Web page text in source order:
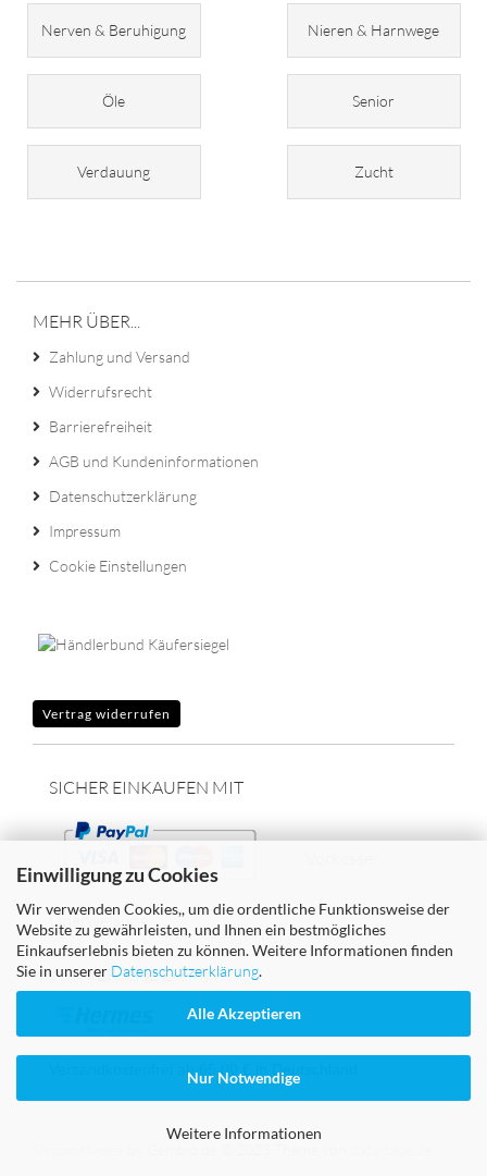
Einwilligung zu Cookies
Wir verwenden Cookies,, um die ordentliche Funktionsweise der
Website zu gewährleisten, und Ihnen ein bestmögliches
Einkaufserlebnis bieten zu können. Weitere Informationen finden
Sie in unserer Datenschutzerklärung.
Alle Akzeptieren
Nur Notwendige
Weitere Informationen
Nerven & Beruhigung Nieren & Harnwege
Öle Senior
Verdauung Zucht
MEHR ÜBER...
Zahlung und Versand
Widerrufsrecht
Barrierefreiheit
AGB und Kundeninformationen
Datenschutzerklärung
Impressum
Cookie Einstellungen
Vertrag widerrufen
SICHER EINKAUFEN MIT
Überweisung
WIR VERSENDEN MIT
Versandkostenfrei ab 65,00 € in Deutschland